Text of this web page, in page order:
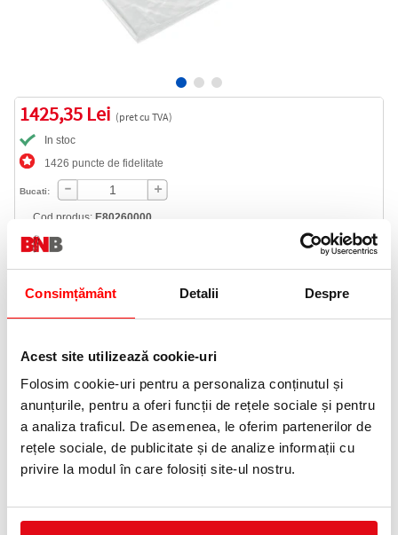
Consimțământ Detalii Despre
Acest site utilizează cookie-uri
Folosim cookie-uri pentru a personaliza conținutul și
anunțurile, pentru a oferi funcții de rețele sociale și pentru
a analiza traficul. De asemenea, le oferim partenerilor de
rețele sociale, de publicitate și de analize informații cu
privire la modul în care folosiți site-ul nostru.
1425,35 Lei (pret cu TVA)
In stoc
1426 puncte de fidelitate
Bucati:
Cod produs: E80260000
Livrare gratuita
Sacii pentru distrugătorul Leitz IQ Autofeed Polybags te ajută să
ai un proces cât mai curat și eficient pentru debarasare. Sacii
pentru debarasarea documentelor distruse sunt confecționati din
polipropilenă de cea mai bună calitate și vin ambalați într-o cutie
dispenser, pentru folosire rapidă. Capacitate maximă de 175L.
Saci special creați pentru distrugătorul de documente automat